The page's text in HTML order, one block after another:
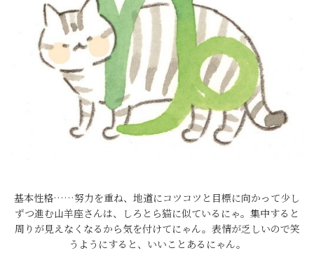
基本性格……努力を重ね、地道にコツコツと目標に向かって少し
ずつ進む山羊座さんは、しろとら猫に似ているにゃ。集中すると
周りが見えなくなるから気を付けてにゃん。表情が乏しいので笑
うようにすると、いいことあるにゃん。